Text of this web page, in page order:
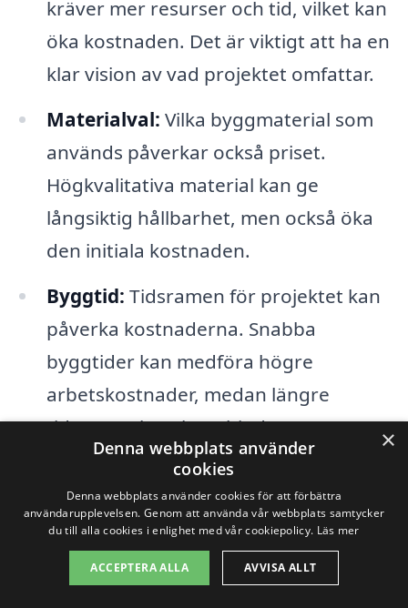
kräver mer resurser och tid, vilket kan
öka kostnaden. Det är viktigt att ha en
klar vision av vad projektet omfattar.
Materialval: Vilka byggmaterial som
används påverkar också priset.
Högkvalitativa material kan ge
långsiktig hållbarhet, men också öka
den initiala kostnaden.
Byggtid: Tidsramen för projektet kan
påverka kostnaderna. Snabba
byggtider kan medföra högre
arbetskostnader, medan längre
tidsramar kanske erbjuder mer
flexibilitet och lägre priser.
Geografiskt läge:Priserna i Gräfsnäs
kan skilja sig beroende på lokal
konkurrens och tillgång till
×
Denna webbplats använder
cookies
Denna webbplats använder cookies för att förbättra
användarupplevelsen. Genom att använda vår webbplats samtycker
du till alla cookies i enlighet med vår cookiepolicy. Läs mer
ACCEPTERA ALLA AVVISA ALLT